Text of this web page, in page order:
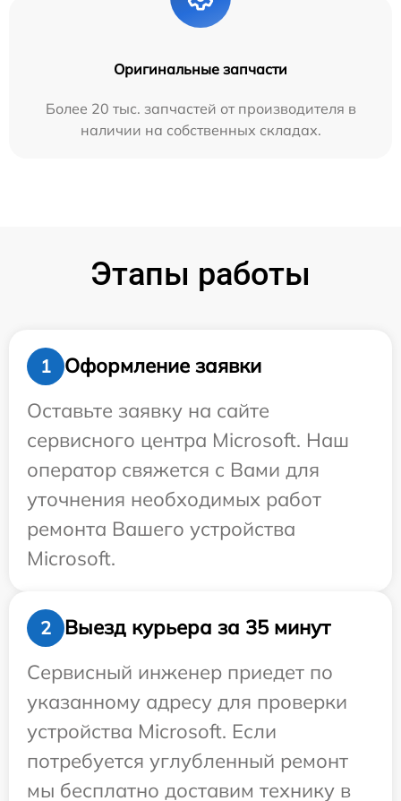
Оригинальные запчасти
Более 20 тыс. запчастей от производителя в
наличии на собственных складах.
Этапы работы
1
Оформление заявки
Оставьте заявку на сайте
сервисного центра Microsoft. Наш
оператор свяжется с Вами для
уточнения необходимых работ
ремонта Вашего устройства
Microsoft.
2
Выезд курьера за 35 минут
Сервисный инженер приедет по
указанному адресу для проверки
устройства Microsoft. Если
потребуется углубленный ремонт
мы бесплатно доставим технику в